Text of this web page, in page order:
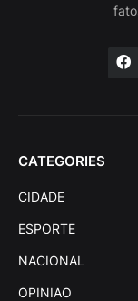
CATEGORIES
CIDADE
ESPORTE
NACIONAL
OPINIAO